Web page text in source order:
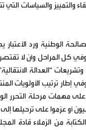
والتمييز
الوطنية ورد
كل المراحل وأن لا
“العدالة
وفي إطار ترتيب الأولويات
مهمات مرحلة التحرر
أو عزموا على ترحيلها